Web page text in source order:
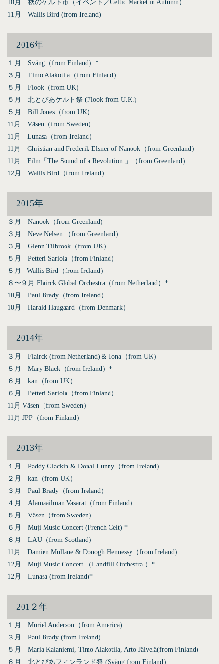
10月 秋のケルト市（イベント／Celtic Market in Autumn）
11月 Wallis Bird (from Ireland)
2016年
１月 Sväng（from Finland）*
３月 Timo Alakotila（from Finland）
５月 Flook（from UK)
５月 北とぴあケルト祭 (Flook from U.K.)
５月 Bill Jones（from UK）
11月 Väsen（from Sweden）
11月 Lunasa（from Ireland）
11月 Christian and Frederik Elsner of Nanook（from Greenland）
11月 Film「The Sound of a Revolution 」（from Greenland）
12月 Wallis Bird（from Ireland）
2015年
３月 Nanook（from Greenland)
３月 Neve Nelsen （from Greenland）
３月 Glenn Tilbrook（from UK）
５月 Petteri Sariola（from Finland）
５月 Wallis Bird（from Ireland）
８〜９月 Flairck Global Orchestra（from Netherland）*
10月 Paul Brady（from Ireland）
10月 Harald Haugaard（from Denmark）
2014年
３月 Flairck (from Netherland)＆ Iona（from UK）
５月 Mary Black（from Ireland）*
６月 kan（from UK）
６月 Petteri Sariola（from Finland）
11月 Väsen（from Sweden）
11月 JPP（from Finland）
2013年
１月 Paddy Glackin & Donal Lunny（from Ireland）
２月 kan（from UK）
３月 Paul Brady（from Ireland）
４月 Alamaailman Vasarat（from Finland）
５月 Väsen（from Sweden）
６月 Muji Music Concert (French Celt) *
６月 LAU（from Scotland）
11月 Damien Mullane & Donogh Hennessy（from Ireland）
12月 Muji Music Concert （Landfill Orchestra ）*
12月 Lunasa (from Ireland)*
201２年
１月 Muriel Anderson（from America)
３月 Paul Brady (from Ireland)
５月 Maria Kalaniemi, Timo Alakotila, Arto Jälvelä(from Finland)
６月 北とぴあフィンランド祭 (Sväng from Finland）